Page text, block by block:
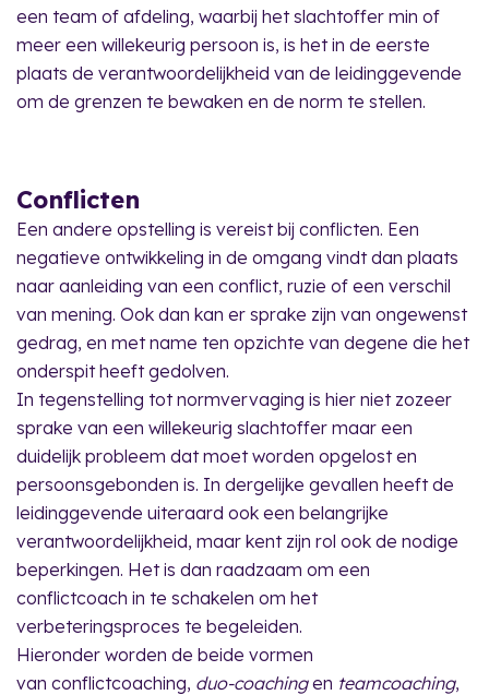
een team of afdeling, waarbij het slachtoffer min of
meer een willekeurig persoon is, is het in de eerste
plaats de verantwoordelijkheid van de leidinggevende
om de grenzen te bewaken en de norm te stellen.
Conflicten
Een andere opstelling is vereist bij conflicten. Een
negatieve ontwikkeling in de omgang vindt dan plaats
naar aanleiding van een conflict, ruzie of een verschil
van mening. Ook dan kan er sprake zijn van ongewenst
gedrag, en met name ten opzichte van degene die het
onderspit heeft gedolven.
In tegenstelling tot normvervaging is hier niet zozeer
sprake van een willekeurig slachtoffer maar een
duidelijk probleem dat moet worden opgelost en
persoonsgebonden is. In dergelijke gevallen heeft de
leidinggevende uiteraard ook een belangrijke
verantwoordelijkheid, maar kent zijn rol ook de nodige
beperkingen. Het is dan raadzaam om een
conflictcoach in te schakelen om het
verbeteringsproces te begeleiden.
Hieronder worden de beide vormen
van conflictcoaching, duo-coachingen teamcoaching,